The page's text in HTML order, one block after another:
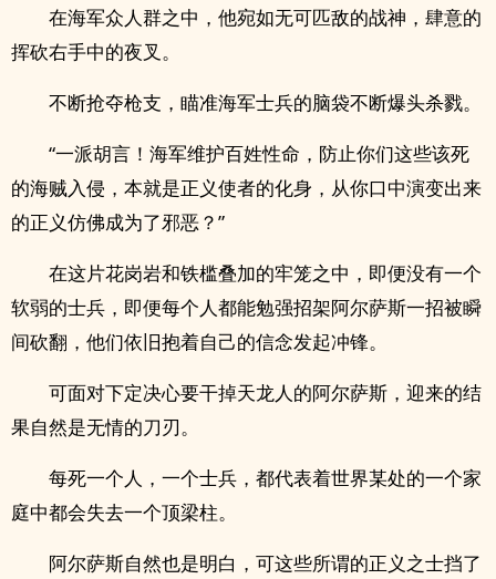
在海军众人群之中，他宛如无可匹敌的战神，肆意的
挥砍右手中的夜叉。
不断抢夺枪支，瞄准海军士兵的脑袋不断爆头杀戮。
“一派胡言！海军维护百姓性命，防止你们这些该死
的海贼入侵，本就是正义使者的化身，从你口中演变出来
的正义仿佛成为了邪恶？”
在这片花岗岩和铁槛叠加的牢笼之中，即便没有一个
软弱的士兵，即便每个人都能勉强招架阿尔萨斯一招被瞬
间砍翻，他们依旧抱着自己的信念发起冲锋。
可面对下定决心要干掉天龙人的阿尔萨斯，迎来的结
果自然是无情的刀刃。
每死一个人，一个士兵，都代表着世界某处的一个家
庭中都会失去一个顶梁柱。
阿尔萨斯自然也是明白，可这些所谓的正义之士挡了